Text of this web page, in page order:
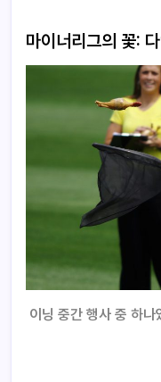
마이너리그의 꽃:
이닝 중간 행사 중 하나